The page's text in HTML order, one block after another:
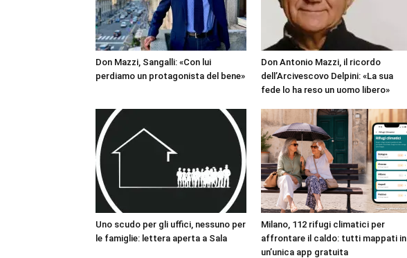
Don Mazzi, Sangalli: «Con lui
perdiamo un protagonista del bene»
Don Antonio Mazzi, il ricordo
dell’Arcivescovo Delpini: «La sua
fede lo ha reso un uomo libero»
Uno scudo per gli uffici, nessuno per
le famiglie: lettera aperta a Sala
Milano, 112 rifugi climatici per
affrontare il caldo: tutti mappati in
un’unica app gratuita